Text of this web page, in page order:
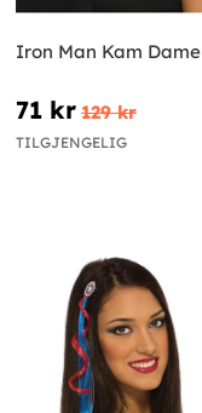
Iron Man Kam Dame
71 kr 129 kr
TILGJENGELIG